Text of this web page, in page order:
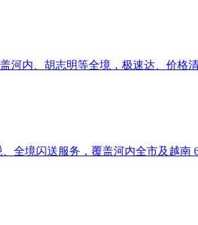
内、胡志明等全境，极速达、价格
全境闪送服务，覆盖河内全市及越